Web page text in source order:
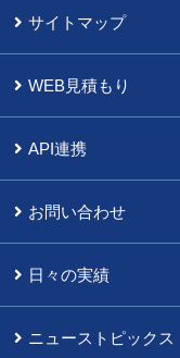
サイトマップ
WEB見積もり
API連携
お問い合わせ
日々の実績
ニューストピックス